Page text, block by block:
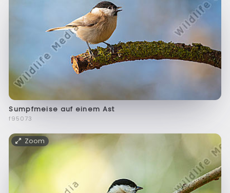
Sumpfmeise auf einem Ast
f95073
Zoom